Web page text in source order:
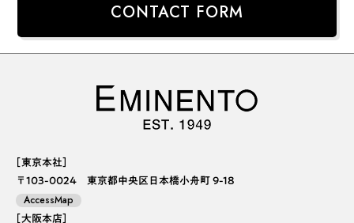
［東京本社］
〒103-0024 東京都中央区日本橋小舟町 9-18
AccessMap
［大阪本店］
CONTACT FORM